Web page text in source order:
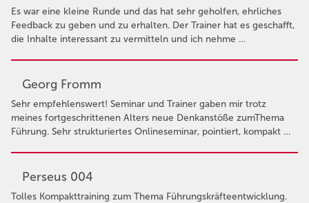
Es war eine kleine Runde und das hat sehr geholfen, ehrliches
Feedback zu geben und zu erhalten. Der Trainer hat es geschafft,
die Inhalte interessant zu vermitteln und ich nehme …
Georg Fromm
Sehr empfehlenswert! Seminar und Trainer gaben mir trotz
meines fortgeschrittenen Alters neue Denkanstöße zumThema
Führung. Sehr strukturiertes Onlineseminar, pointiert, kompakt …
Perseus 004
Tolles Kompakttraining zum Thema Führungskräfteentwicklung.